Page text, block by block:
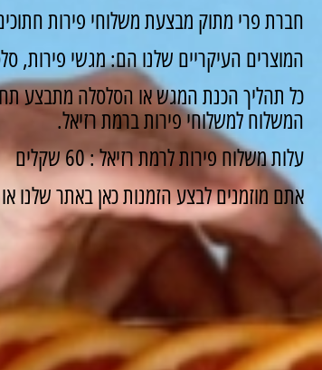
חברת פרי מתוק מבצעת משלוחי פירות
המוצרים העיקריים שלנו הם: מגשי פירות,
כל תהליך הכנת המגש או הסלסלה מתבצע
המשלוח למשלוחי פירות ברמת רזיאל.
עלות משלוח פירות לרמת רזיאל : 60 שקלים
אתם מוזמנים לבצע הזמנות כאן באתר שלנו או